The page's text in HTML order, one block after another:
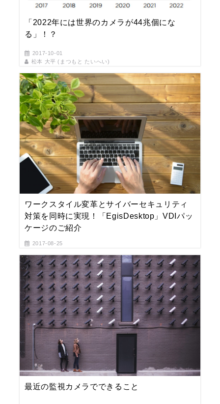
「2022年には世界のカメラが44兆個にな
る」！？
2017-10-01
松本 大平 (まつもと たいへい)
ワークスタイル変革とサイバーセキュリティ
対策を同時に実現！「EgisDesktop」VDIパッ
ケージのご紹介
2017-08-25
最近の監視カメラでできること